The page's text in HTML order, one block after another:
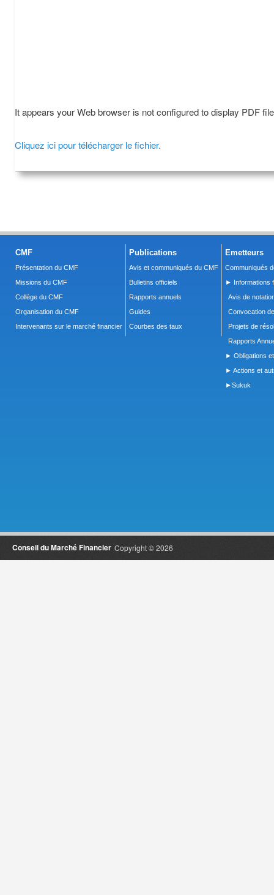
It appears your Web browser is not configured to display PDF
Cliquez ici pour télécharger le fichier.
CMF
Présentation du CMF
Missions du CMF
Collège du CMF
Organisation du CMF
Intervenants sur le marché financier
Publications
Avis et communiqués du CMF
Bulletins officiels
Rapports annuels
Guides
Courbes des taux
Emetteurs
Communiqués
► Informations
Avis de
Convocation
Projets de
Rapports
► Obligations
► Actions et
►Sukuk
Copyright © 2026
Conseil du Marché Financier